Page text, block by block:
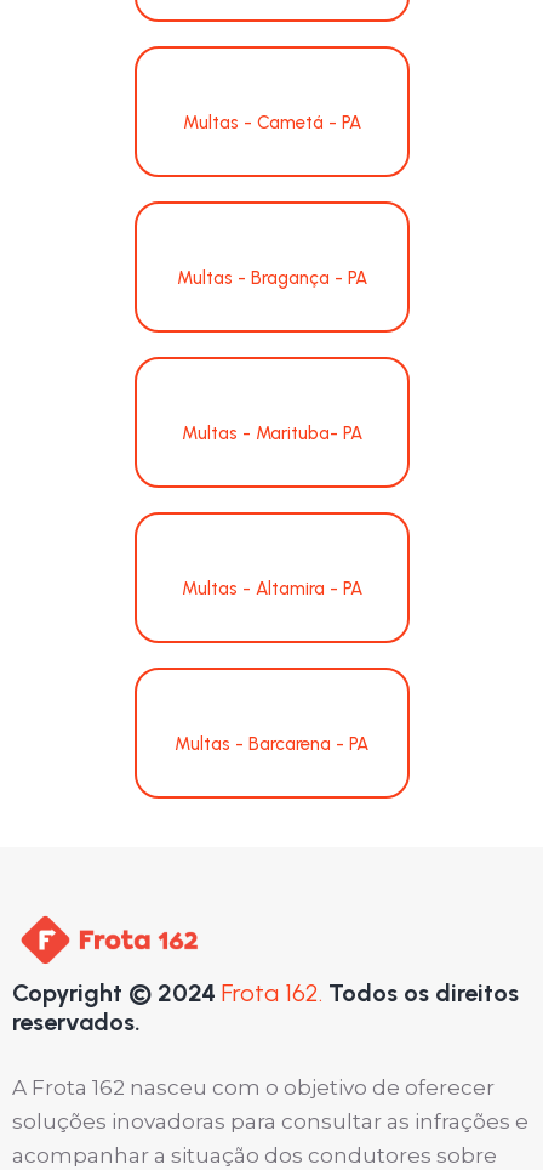
Multas - Cametá - PA
Multas - Bragança - PA
Multas - Marituba- PA
Multas - Altamira - PA
Multas - Barcarena - PA
Copyright © 2024 Frota 162. Todos os direitos
reservados.
A Frota 162 nasceu com o objetivo de oferecer
soluções inovadoras para consultar as infrações e
acompanhar a situação dos condutores sobre